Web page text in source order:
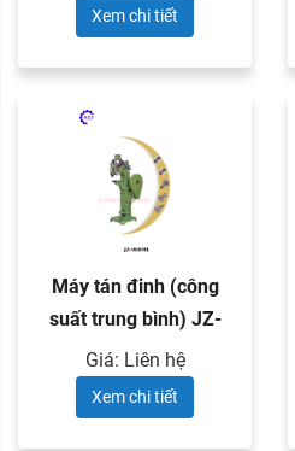
Xem chi tiết
Máy tán đinh (công
suất trung bình) JZ-
968ML
Giá: Liên hệ
Xem chi tiết